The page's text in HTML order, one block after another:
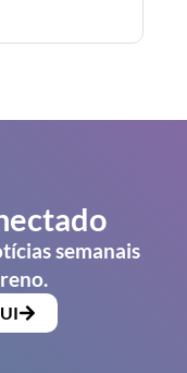
semanais